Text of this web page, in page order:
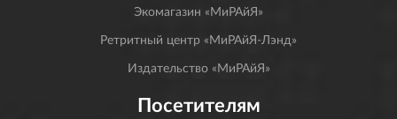
Экомагазин «МиРАйЯ»
Ретритный центр «МиРАйЯ-Лэнд»
Издательство «МиРАйЯ»
Посетителям